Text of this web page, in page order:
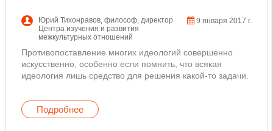
Юрий Тихонравов, философ, директор
Центра изучения и развития
межкультурных отношений
9 января 2017 г.
Противопоставление многих идеологий совершенно
искусственно, особенно если помнить, что всякая
идеология лишь средство для решения какой-то задачи.
Подробнее